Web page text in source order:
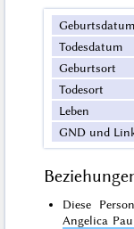
Geburtsdatum
Todesdatum
Geburtsort
Todesort
Leben
GND und
Diese
Angelica